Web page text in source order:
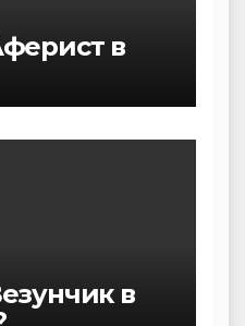
в
в